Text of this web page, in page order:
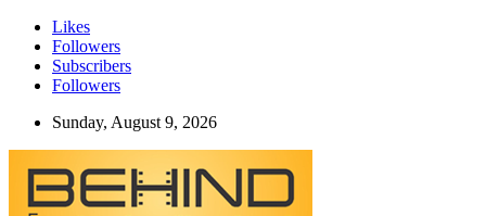
Likes
Followers
Subscribers
Followers
Sunday, August 9, 2026